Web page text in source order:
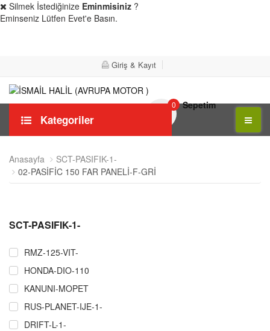
Silmek İstediğinize Eminmisiniz ?
Eminseniz Lütfen Evet'e Basın.
Giriş & Kayıt
0 Sepetim
Kategoriler
Anasayfa
SCT-PASIFIK-1-
02-PASİFİC 150 FAR PANELİ-F-GRİ
SCT-PASIFIK-1-
RMZ-125-VIT-
HONDA-DIO-110
KANUNI-MOPET
RUS-PLANET-IJE-1-
DRIFT-L-1-